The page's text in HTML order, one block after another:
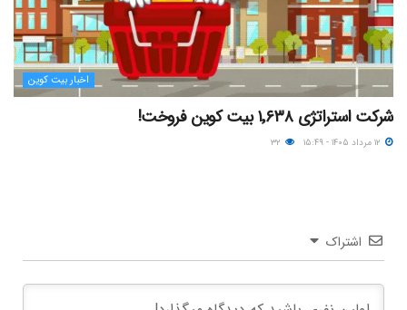
اخبار بیت کوین
شرکت استراتژی ۱٬۶۳۸ بیت کوین فروخت!
اشتراک